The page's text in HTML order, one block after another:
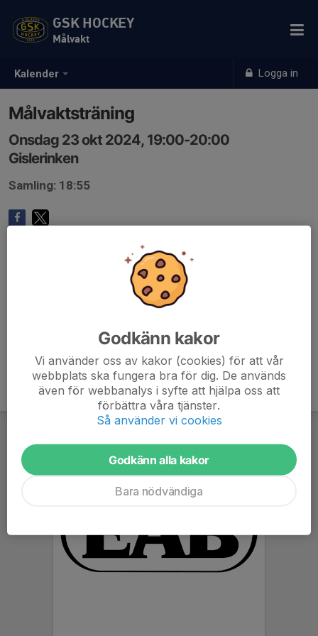
Kalender Logga in
GSK HOCKEY
Målvakt
Målvaktsträning
Onsdag 23 okt 2024, 19:00-20:00
Gislerinken
Samling: 18:55
Godkänn kakor
Vi använder oss av kakor (cookies) för att vår
webbplats ska fungera bra för dig. De används
även för webbanalys i syfte att hjälpa oss att
förbättra våra tjänster.
Så använder vi cookies
Godkänn alla kakor
Bara nödvändiga